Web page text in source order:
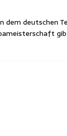
dem deut­schen